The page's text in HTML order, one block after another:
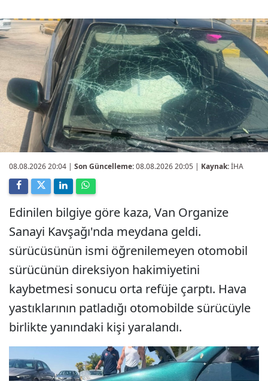
08.08.2026 20:04 | Son Güncelleme:08.08.2026 20:05 | Kaynak:İHA
Edinilen bilgiye göre kaza, Van Organize
Sanayi Kavşağı'nda meydana geldi.
sürücüsünün ismi öğrenilemeyen otomobil
sürücünün direksiyon hakimiyetini
kaybetmesi sonucu orta refüje çarptı. Hava
yastıklarının patladığı otomobilde sürücüyle
birlikte yanındaki kişi yaralandı.